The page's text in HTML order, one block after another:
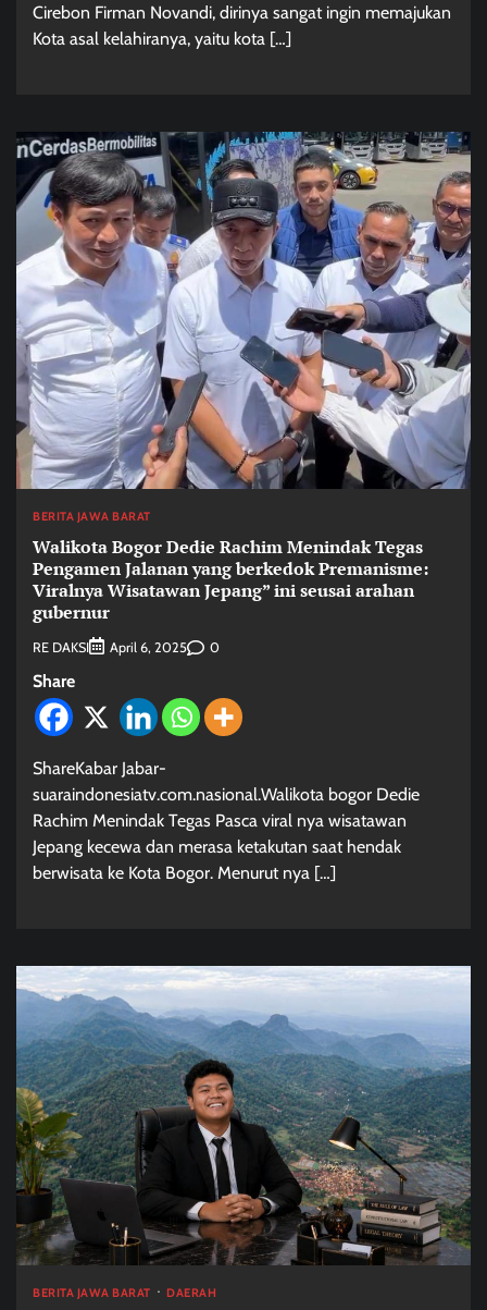
Cirebon Firman Novandi, dirinya sangat ingin memajukan
Kota asal kelahiranya, yaitu kota […]
BERITA JAWA BARAT
Walikota Bogor Dedie Rachim Menindak Tegas
Pengamen Jalanan yang berkedok Premanisme:
Viralnya Wisatawan Jepang” ini seusai arahan
gubernur
RE DAKSI April 6, 2025 0
Share
ShareKabar Jabar-
suaraindonesiatv.com.nasional.Walikota bogor Dedie
Rachim Menindak Tegas Pasca viral nya wisatawan
Jepang kecewa dan merasa ketakutan saat hendak
berwisata ke Kota Bogor. Menurut nya […]
BERITA JAWA BARAT DAERAH